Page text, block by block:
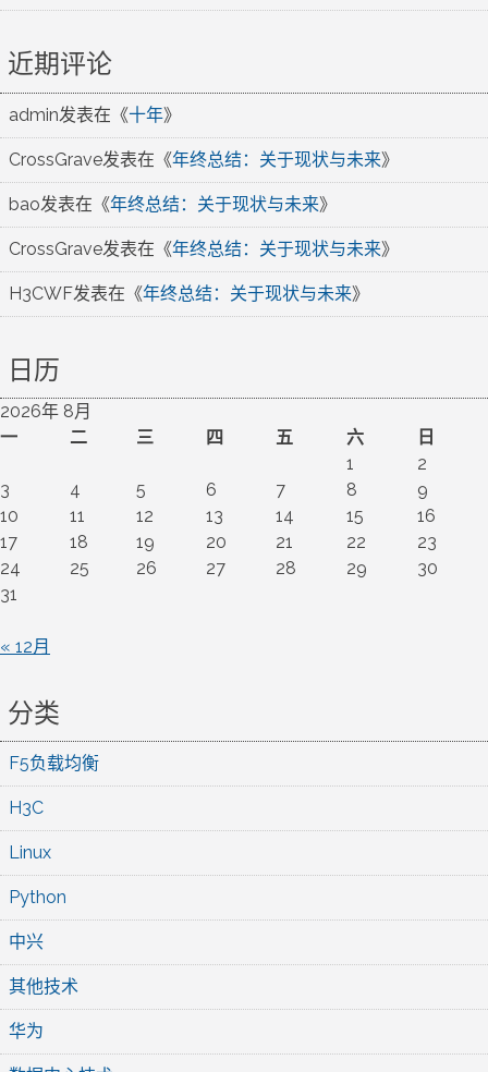
近期评论
admin发表在《十年》
CrossGrave发表在《年终总结：关于现状与未来》
bao发表在《年终总结：关于现状与未来》
CrossGrave发表在《年终总结：关于现状与未来》
H3CWF发表在《年终总结：关于现状与未来》
日历
2026年 8月
一
二 三 四 五 六
日
1
2
3
4 5 6 7 8
9
10
11 12 13 14 15
16
17
18 19 20 21 22
23
24
25 26 27 28 29
30
31
« 12月
分类
F5负载均衡
H3C
Linux
Python
中兴
其他技术
华为